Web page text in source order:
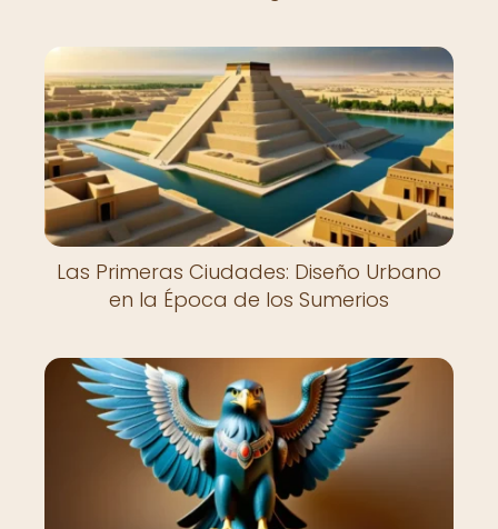
Las Primeras Ciudades: Diseño Urbano
en la Época de los Sumerios